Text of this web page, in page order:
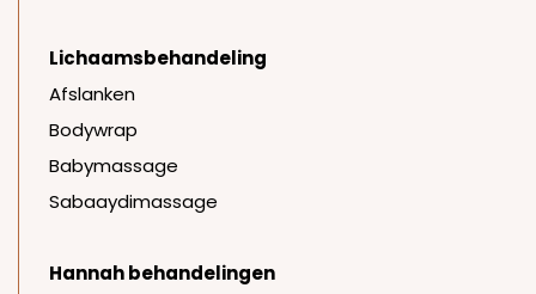
Lichaamsbehandeling
Afslanken
Bodywrap
Babymassage
Sabaaydimassage
Hannah behandelingen